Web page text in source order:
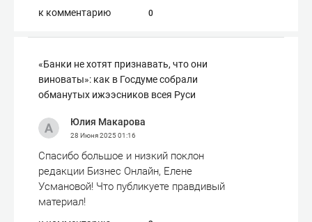
к комментарию 0
«Банки не хотят признавать, что они
виноваты»: как в Госдуме собрали
обманутых ижээсников всея Руси
Юлия Макарова
28 Июня 202501:16
Спасибо большое и низкий поклон
редакции Бизнес Онлайн, Елене
Усмановой! Что публикуете правдивый
материал!